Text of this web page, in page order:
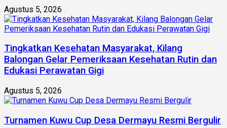
Agustus 5, 2026
Tingkatkan Kesehatan Masyarakat, Kilang
Balongan Gelar Pemeriksaan Kesehatan Rutin dan
Edukasi Perawatan Gigi
Agustus 5, 2026
Turnamen Kuwu Cup Desa Dermayu Resmi Bergulir